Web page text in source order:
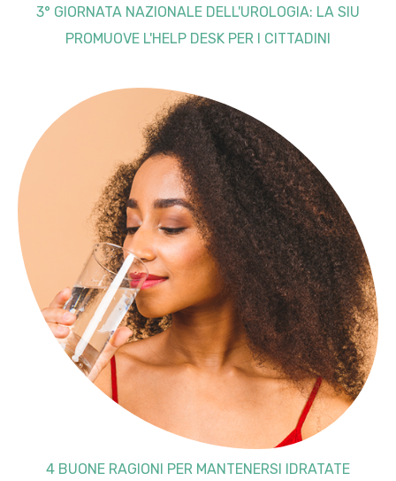
3° GIORNATA NAZIONALE DELL'UROLOGIA: LA SIU
PROMUOVE L'HELP DESK PER I CITTADINI
4 BUONE RAGIONI PER MANTENERSI IDRATATE